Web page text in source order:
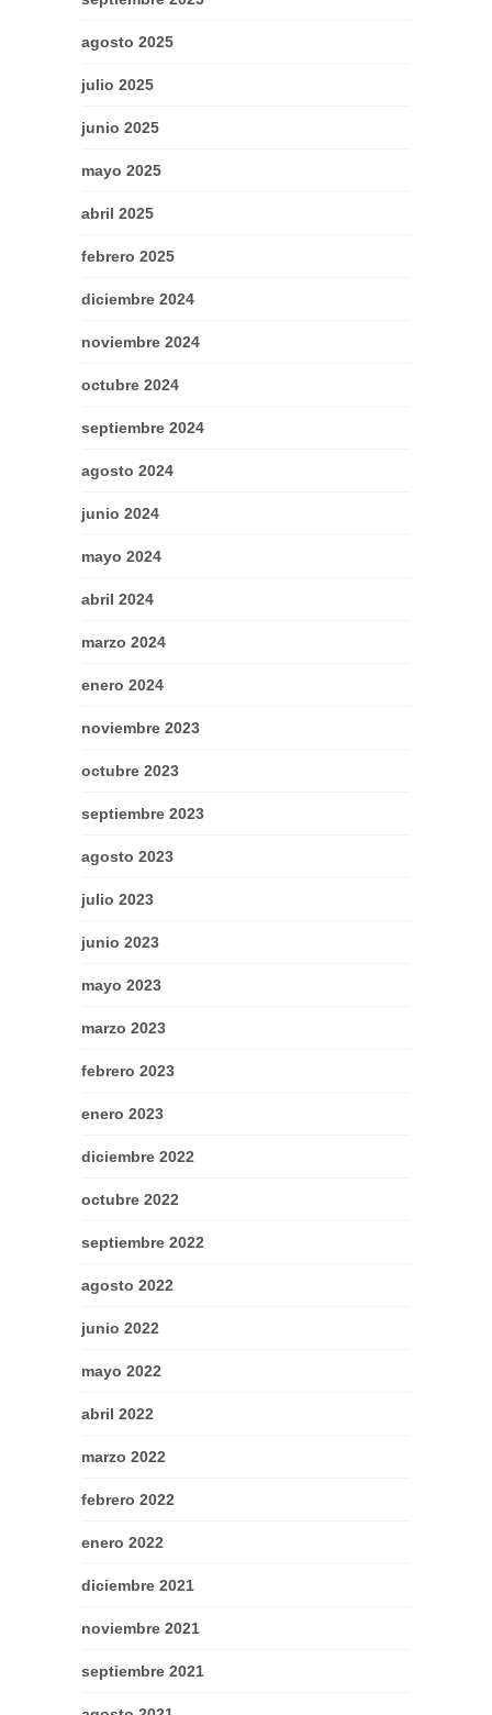
agosto 2025
julio 2025
junio 2025
mayo 2025
abril 2025
febrero 2025
diciembre 2024
noviembre 2024
octubre 2024
septiembre 2024
agosto 2024
junio 2024
mayo 2024
abril 2024
marzo 2024
enero 2024
noviembre 2023
octubre 2023
septiembre 2023
agosto 2023
julio 2023
junio 2023
mayo 2023
marzo 2023
febrero 2023
enero 2023
diciembre 2022
octubre 2022
septiembre 2022
agosto 2022
junio 2022
mayo 2022
abril 2022
marzo 2022
febrero 2022
enero 2022
diciembre 2021
noviembre 2021
septiembre 2021